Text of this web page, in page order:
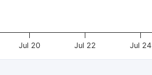
Jul 20 Jul 22 Jul 24